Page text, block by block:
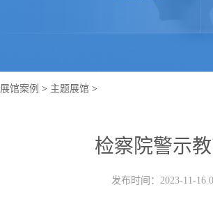
展馆案例 > 主题展馆 >
检察院警示
发布时间：2023-11-16